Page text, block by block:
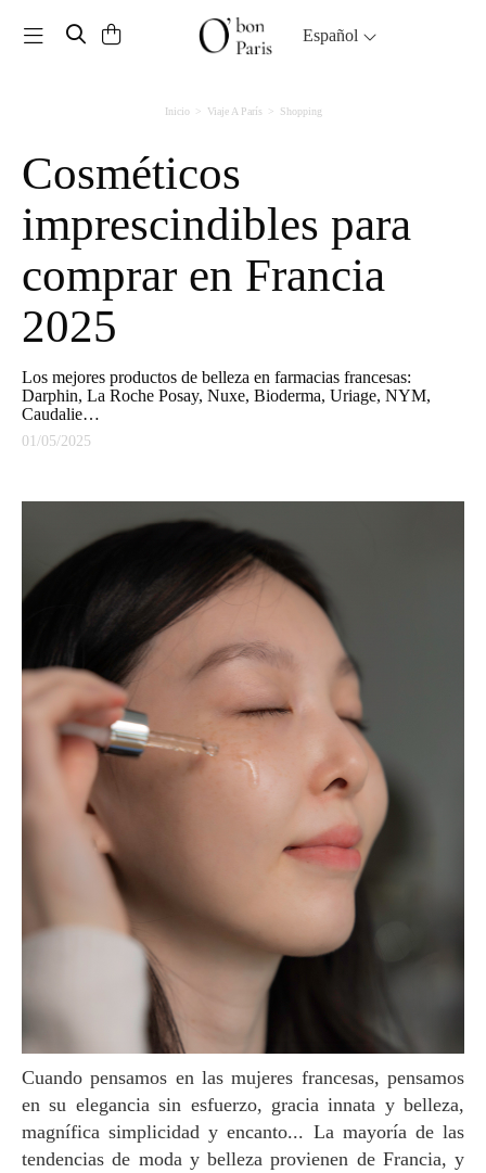
Toggle navigation Español
Inicio Viaje A París Shopping
Cosméticos
imprescindibles para
comprar en Francia
2025
Los mejores productos de belleza en farmacias francesas:
Darphin, La Roche Posay, Nuxe, Bioderma, Uriage, NYM,
Caudalie…
01/05/2025
Cuando pensamos en las mujeres francesas, pensamos
en su elegancia sin esfuerzo, gracia innata y belleza,
magnífica simplicidad y encanto... La mayoría de las
tendencias de moda y belleza provienen de Francia, y